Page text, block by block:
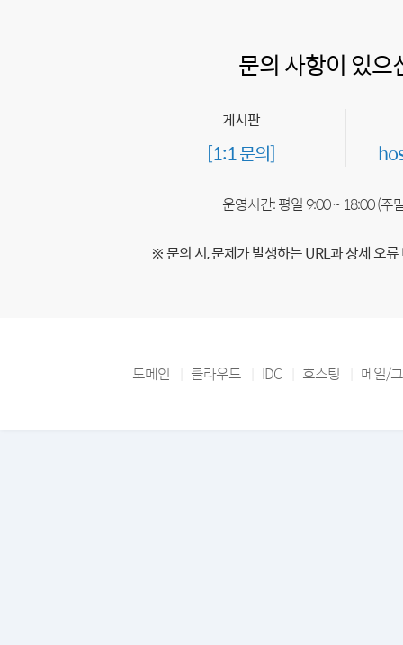
문의 사항이 있으
게시판
[1:1 문의]
운영시간: 평일 9:00 ~ 18:00 (주
※ 문의 시, 문제가 발생하는 URL과 상세 오
도메인 클라우드 IDC 호스팅 메일/